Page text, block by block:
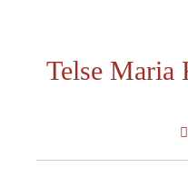
springenTelse Maria